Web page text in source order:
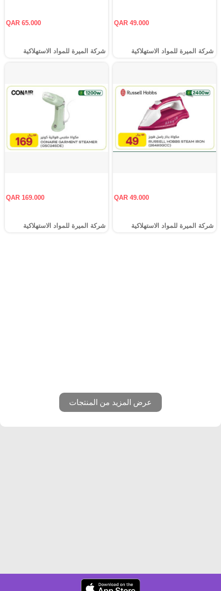
QAR 49.000
شركة الميرة للمواد الاستهلاكية
QAR 65.000
شركة الميرة للمواد الاستهلاكية
QAR 49.000
شركة الميرة للمواد الاستهلاكية
QAR 169.000
شركة الميرة للمواد الاستهلاكية
عرض المزيد من المنتجات